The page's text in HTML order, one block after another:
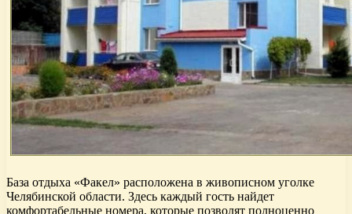
База отдыха «Факел» расположена в живописном уголке
Челябинской области. Здесь каждый гость найдет
комфортабельные номера, которые позволят полноценно